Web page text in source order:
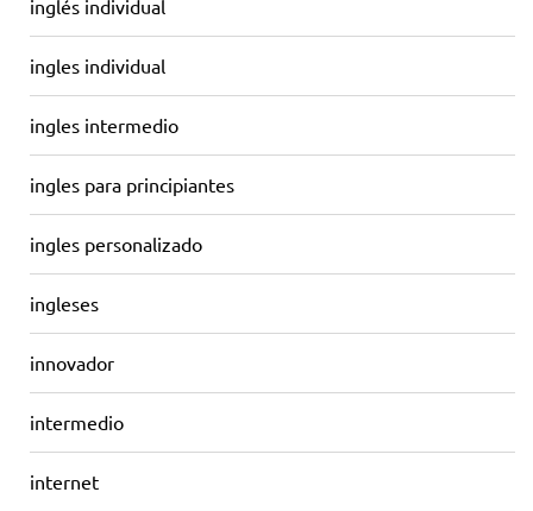
inglés individual
ingles individual
ingles intermedio
ingles para principiantes
ingles personalizado
ingleses
innovador
intermedio
internet